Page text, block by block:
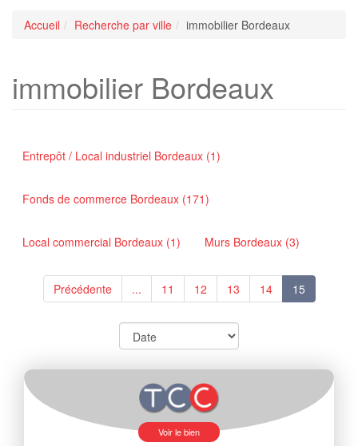
Accueil Recherche par ville immobilier Bordeaux
immobilier Bordeaux
Entrepôt / Local industriel Bordeaux (1)
Fonds de commerce Bordeaux (171)
Local commercial Bordeaux (1) Murs Bordeaux (3)
Précédente ... 11 12 13 14 15
Voir le bien